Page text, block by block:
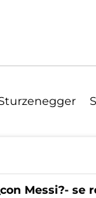
Messi?- se